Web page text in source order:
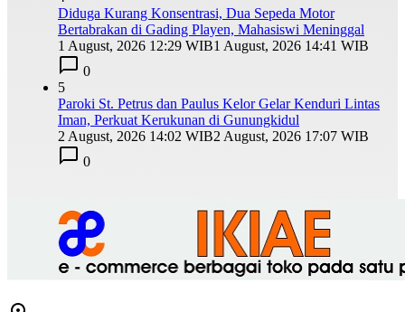
Diduga Kurang Konsentrasi, Dua Sepeda Motor
Bertabrakan di Gading Playen, Mahasiswi Meninggal
1 August, 2026 12:29 WIB1 August, 2026 14:41 WIB
0
5
Paroki St. Petrus dan Paulus Kelor Gelar Kenduri Lintas
Iman, Perkuat Kerukunan di Gunungkidul
2 August, 2026 14:02 WIB2 August, 2026 17:07 WIB
0